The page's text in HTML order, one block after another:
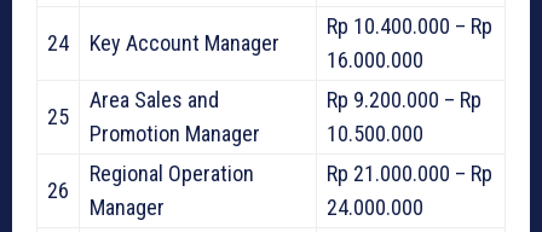
24 Key Account Manager
Rp 10.400.000 – Rp
16.000.000
25
Area Sales and
Promotion Manager
Rp 9.200.000 – Rp
10.500.000
26
Regional Operation
Manager
Rp 21.000.000 – Rp
24.000.000